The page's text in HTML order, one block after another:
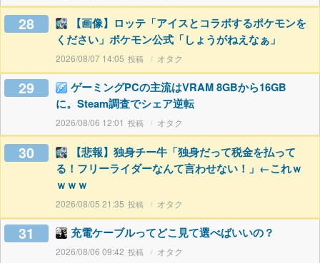
28
【画像】ロッテ「アイスとコラボするポケモンを
ください」ポケモン公式「しょうがねえなぁ」
2026/08/07 14:05 オタク
29
ゲーミングPCの主流はVRAM 8GBから16GB
に。Steam調査でシェア逆転
2026/08/06 12:01 オタク
30
【悲報】独身チー牛「独身だって税金を払って
る！フリーライダーなんて言わせない！」←これｗ
ｗｗｗ
2026/08/05 21:35 オタク
31 充電ケーブルってどこ見て選べばいいの？
2026/08/06 09:42 オタク